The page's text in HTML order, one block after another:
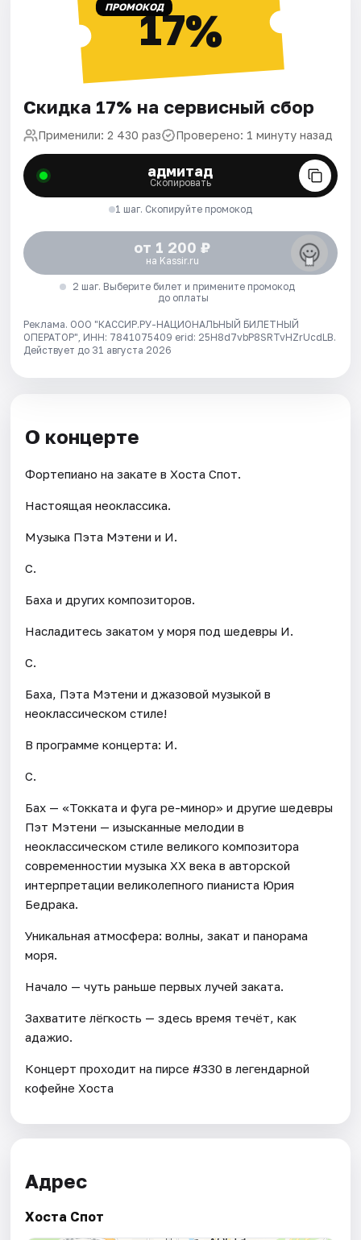
ПРОМОКОД17%
Скидка 17% на сервисный сбор
Применили: 2 430 раз Проверено: 1 минуту назад
адмитад
Скопировать
1 шаг. Скопируйте промокод
от 1 200 ₽
на Kassir.ru
2 шаг. Выберите билет и примените промокод
до оплаты
Реклама. ООО "КАССИР.РУ-НАЦИОНАЛЬНЫЙ БИЛЕТНЫЙ
ОПЕРАТОР", ИНН: 7841075409 erid: 25H8d7vbP8SRTvHZrUcdLB.
Действует до 31 августа 2026
О концерте
Фортепиано на закате в Хоста Спот.
Настоящая неоклассика.
Музыка Пэта Мэтени и И.
С.
Баха и других композиторов.
Насладитесь закатом у моря под шедевры И.
С.
Баха, Пэта Мэтени и джазовой музыкой в
неоклассическом стиле!
В программе концерта: И.
С.
Бах — «Токката и фуга ре-минор» и другие шедевры
Пэт Мэтени — изысканные мелодии в
неоклассическом стиле великого композитора
современностии музыка XX века в авторской
интерпретации великолепного пианиста Юрия
Бедрака.
Уникальная атмосфера: волны, закат и панорама
моря.
Начало — чуть раньше первых лучей заката.
Захватите лёгкость — здесь время течёт, как
адажио.
Концерт проходит на пирсе #330 в легендарной
кофейне Хоста
Адрес
Хоста Спот